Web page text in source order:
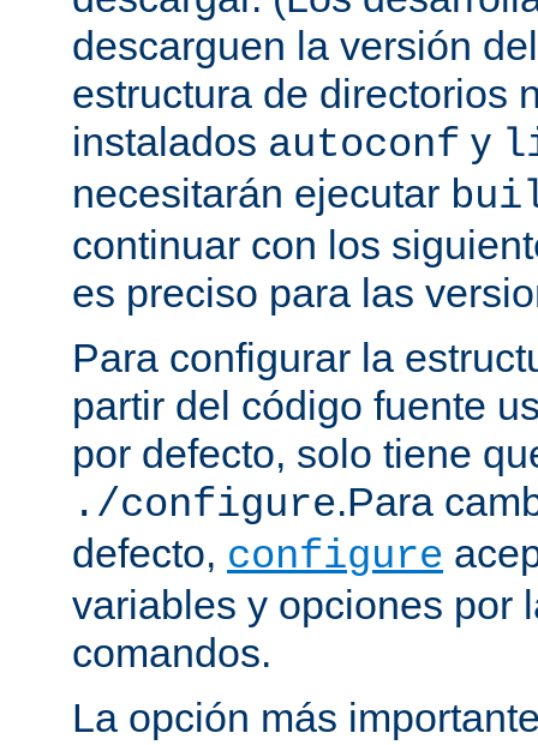
descarguen la versión
estructura de directorios
instalados autoconf y
necesitarán ejecutar
continuar con los
es preciso para las
Para configurar la
partir del código fuente
por defecto, solo tiene
./configure.Para
defecto, configure
variables y opciones por
comandos.
La opción más